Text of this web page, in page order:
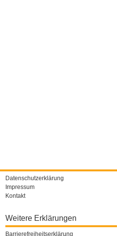
Datenschutzerklärung
Impressum
Kontakt
Weitere Erklärungen
Barrierefreiheitserklärung